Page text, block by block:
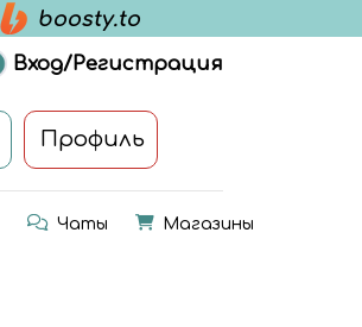
Вход/Регистрация
Профиль
Чаты Магазины